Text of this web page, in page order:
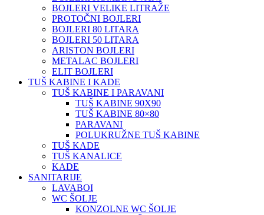
BOJLERI VELIKE LITRAŽE
PROTOČNI BOJLERI
BOJLERI 80 LITARA
BOJLERI 50 LITARA
ARISTON BOJLERI
METALAC BOJLERI
ELIT BOJLERI
TUŠ KABINE I KADE
TUŠ KABINE I PARAVANI
TUŠ KABINE 90X90
TUŠ KABINE 80×80
PARAVANI
POLUKRUŽNE TUŠ KABINE
TUŠ KADE
TUŠ KANALICE
KADE
SANITARIJE
LAVABOI
WC ŠOLJE
KONZOLNE WC ŠOLJE